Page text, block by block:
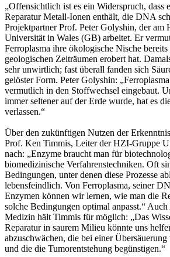
„Offensichtlich ist es ein Widerspruch,
Reparatur Metall-Ionen enthält, die DNA
Projektpartner Prof. Peter Golyshin, der am
Universität in Wales (GB) arbeitet. Er
Ferroplasma ihre ökologische Nische
geologischen Zeiträumen erobert hat.
sehr unwirtlich; fast überall fanden sich
gelöster Form. Peter Golyshin:
vermutlich in den Stoffwechsel eingebaut.
immer seltener auf der Erde wurde, hat es
verlassen.“
Über den zukünftigen Nutzen der
Prof. Ken Timmis, Leiter der HZI-Gruppe
nach: „Enzyme braucht man für
biomedizinische Verfahrenstechniken. Oft
Bedingungen, unter denen diese Prozesse
lebensfeindlich. Von Ferroplasma, seiner
Enzymen können wir lernen, wie man die
solche Bedingungen optimal anpasst.“
Medizin hält Timmis für möglich: „Das
Reparatur in saurem Milieu könnte uns
abzuschwächen, die bei einer
und die die Tumorentstehung begünstigen.“